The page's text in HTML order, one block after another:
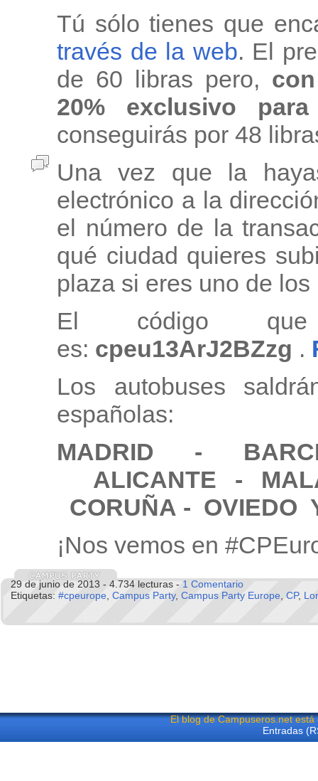
Tú sólo tienes que
través de la web. El
de 60 libras pero,
20% exclusivo
conseguirás por 48
Una vez que la
electrónico a la
el número de la
qué ciudad quieres
plaza si eres uno de
El código
es: cpeu13ArJ2BZzg .
Los autobuses
españolas:
MADRID -
ALICANTE -
CORUÑA -
¡Nos vemos en
29 de junio de 2013 - 4.734 lecturas - 1 Comentario
Etiquetas: #cpeurope Campus Party, Campus Party Europe CP,
El blog de Campuseros.net
Entradas